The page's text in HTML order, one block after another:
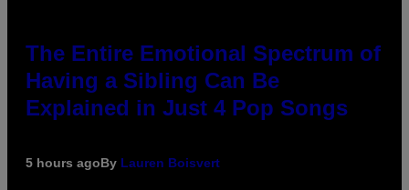
The Entire Emotional Spectrum of
Having a Sibling Can Be
Explained in Just 4 Pop Songs
5 hours agoBy Lauren Boisvert